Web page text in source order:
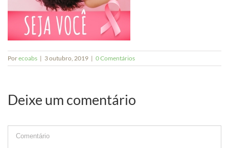
Porecoabs | 3 outubro, 2019 | 0 Comentários
Deixe um comentário
Comment